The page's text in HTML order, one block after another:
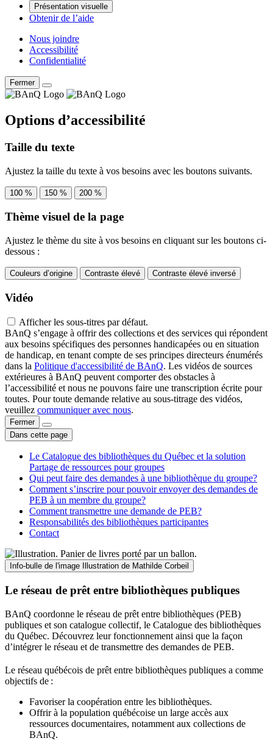
Présentation visuelle
Obtenir de l’aide
Nous joindre
Accessibilité
Confidentialité
Fermer
Options d’accessibilité
Taille du texte
Ajustez la taille du texte à vos besoins avec les boutons suivants.
100 % 150 % 200 %
Thème visuel de la page
Ajustez le thème du site à vos besoins en cliquant sur les boutons ci-
dessous :
Couleurs d’origine Contraste élevé Contraste élevé inversé
Vidéo
Afficher les sous-titres par défaut.
BAnQ s’engage à offrir des collections et des services qui répondent
aux besoins spécifiques des personnes handicapées ou en situation
de handicap, en tenant compte de ses principes directeurs énumérés
dans la Politique d'accessibilité de BAnQ. Les vidéos de sources
extérieures à BAnQ peuvent comporter des obstacles à
l’accessibilité et nous ne pouvons faire une transcription écrite pour
toutes. Pour toute demande relative au sous-titrage des vidéos,
veuillez communiquer avec nous.
Fermer
Dans cette page
Le Catalogue des bibliothèques du Québec et la solution
Partage de ressources pour groupes
Qui peut faire des demandes à une bibliothèque du groupe?
Comment s’inscrire pour pouvoir envoyer des demandes de
PEB à un membre du groupe?
Comment transmettre une demande de PEB?
Responsabilités des bibliothèques participantes
Contact
Info-bulle de l'image Illustration de Mathilde Corbeil
Le réseau de prêt entre bibliothèques publiques
BAnQ coordonne le réseau de prêt entre bibliothèques (PEB)
publiques et son catalogue collectif, le Catalogue des bibliothèques
du Québec. Découvrez leur fonctionnement ainsi que la façon
d’intégrer le réseau et de transmettre des demandes de PEB.
Le réseau québécois de prêt entre bibliothèques publiques a comme
objectifs de :
Favoriser la coopération entre les bibliothèques.
Offrir à la population québécoise un large accès aux
ressources documentaires, notamment aux collections de
BAnQ.